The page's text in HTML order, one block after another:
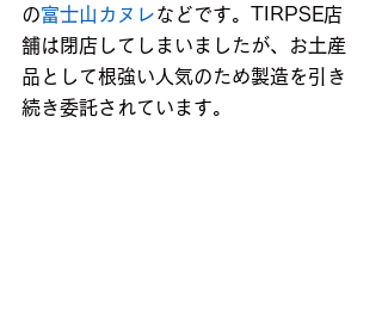
の富士山カヌレなどです。TIRPSE店
舗は閉店してしまいましたが、お土産
品として根強い人気のため製造を引き
続き委託されています。